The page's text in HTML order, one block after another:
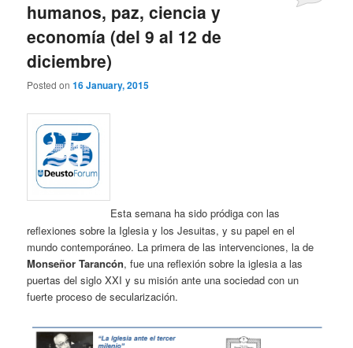
humanos, paz, ciencia y
economía (del 9 al 12 de
diciembre)
Posted on16 January, 2015
Esta semana ha sido pródiga con las
reflexiones sobre la Iglesia y los Jesuitas, y su papel en el
mundo contemporáneo. La primera de las intervenciones, la de
Monseñor Tarancón, fue una reflexión sobre la iglesia a las
puertas del siglo XXI y su misión ante una sociedad con un
fuerte proceso de secularización.